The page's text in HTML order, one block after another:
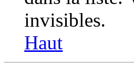
invisibles.
Haut